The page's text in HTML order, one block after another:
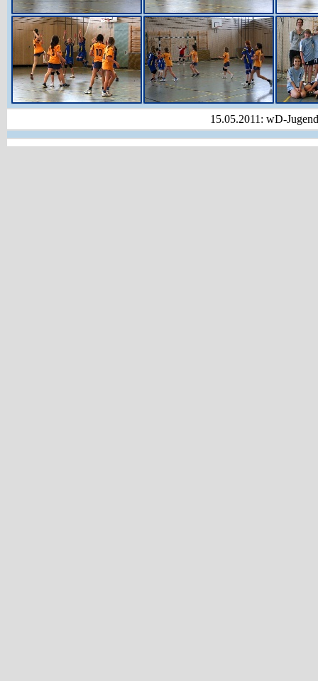
15.05.2011: wD-